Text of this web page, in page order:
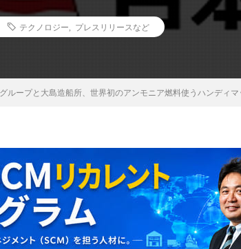
テクノロジー プレスリリースなど
ループと大島造船所、世界初のアンモニア燃料使うハンディ